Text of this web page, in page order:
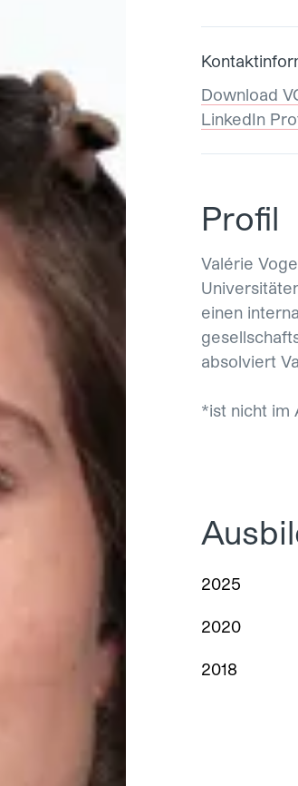
Download
LinkedIn
Profil
Valérie
einen
absolviert
*ist nicht im
2025
2020
2018